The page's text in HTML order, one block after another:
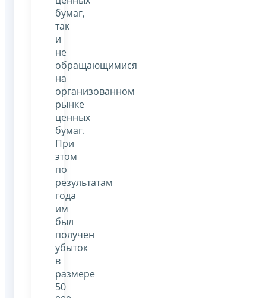
бумаг,
так
и
не
обращающимися
на
организованном
рынке
ценных
бумаг.
При
этом
по
результатам
года
им
был
получен
убыток
в
размере
50